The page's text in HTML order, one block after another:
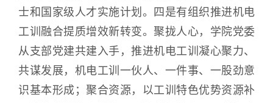
士和国家级人才实施计划。四是有组织推进机电
工训融合提质增效新转变。聚拢人心，学院党委
从支部党建共建入手，推进机电工训凝心聚力、
共谋发展，机电工训一伙人、一件事、一股劲意
识基本形成；聚合资源，以工训特色优势资源补